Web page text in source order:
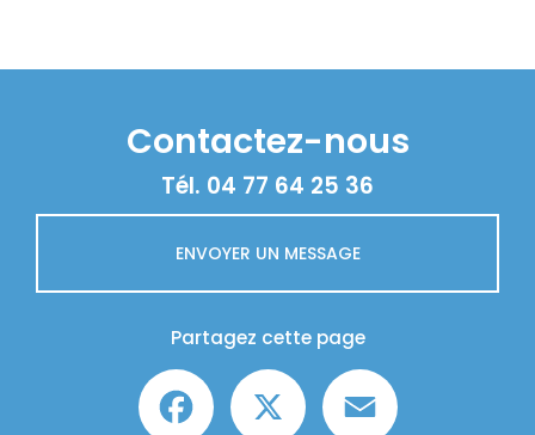
Contactez-nous
Tél. 04 77 64 25 36
ENVOYER UN MESSAGE
Partagez cette page
Facebook